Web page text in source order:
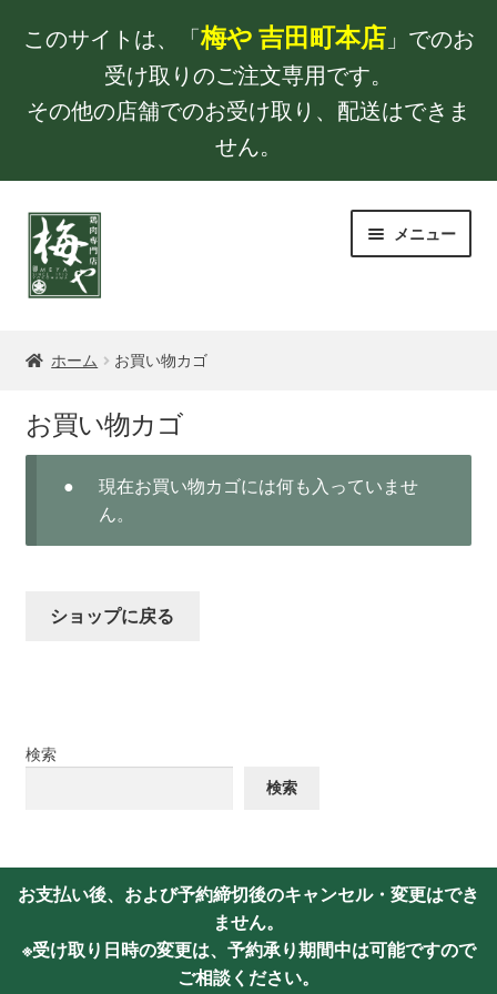
このサイトは、「梅や 吉田町本店」でのお
受け取りのご注文専用です。
その他の店舗でのお受け取り、配送はできま
せん。
ナ
ビ
ゲ
ー
ョ
へ
ス
コ
ン
テ
ン
へ
キ
ッ
メニュー
梅やのクリスマスチキン
お買い物カゴ
マイアカウント
ホーム お買い物カゴ
お買い物カゴ
現在お買い物カゴには何も入っていませ
ん。
ショップに戻る
検索
検索
お支払い後、および予約締切後のキャンセル・変更はでき
ません。
※受け取り日時の変更は、予約承り期間中は可能ですので
ご相談ください。